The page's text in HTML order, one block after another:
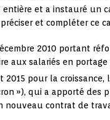
entière et a instauré un
et compléter ce
2010 portant
aux salariés en portage
2015 pour la croissance,
»), qui a apporté des
nouveau contrat de